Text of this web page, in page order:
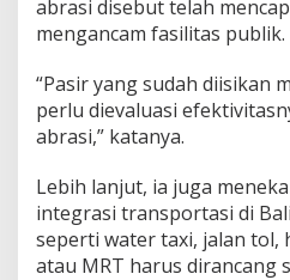
abrasi disebut telah
mengancam fasilitas publik.
“Pasir yang sudah diisikan
perlu dievaluasi
abrasi,” katanya.
Lebih lanjut, ia juga
integrasi transportasi di
seperti water taxi, jalan tol,
atau MRT harus dirancang